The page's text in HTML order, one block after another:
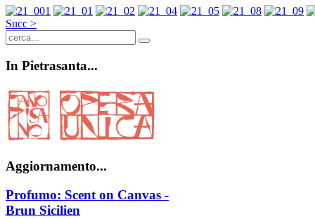
Succ >
In Pietrasanta...
Aggiornamento...
Profumo: Scent on Canvas -
Brun Sicilien